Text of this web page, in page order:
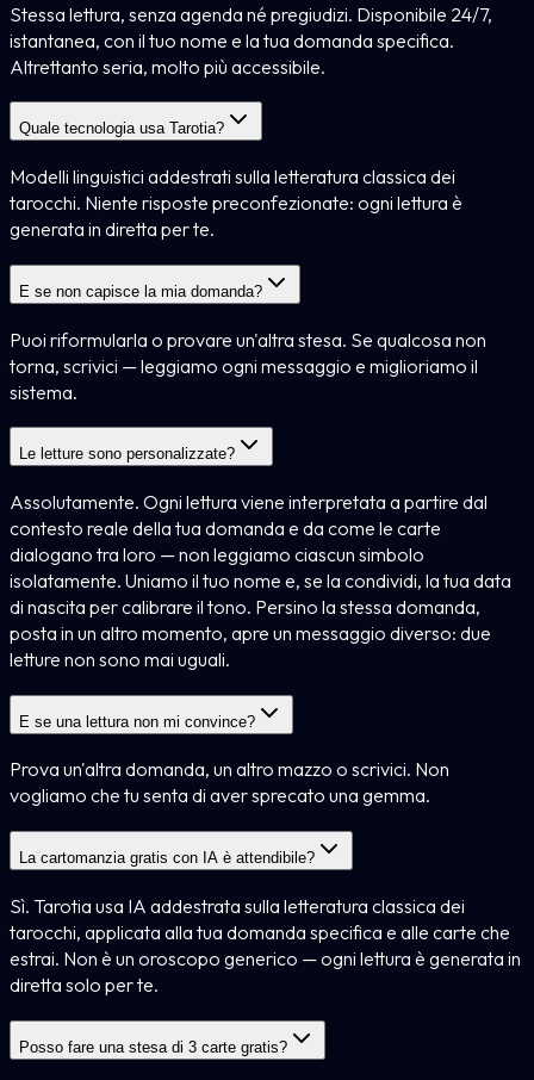
Stessa lettura, senza agenda né pregiudizi. Disponibile 24/7,
istantanea, con il tuo nome e la tua domanda specifica.
Altrettanto seria, molto più accessibile.
Quale tecnologia usa Tarotia?
Modelli linguistici addestrati sulla letteratura classica dei
tarocchi. Niente risposte preconfezionate: ogni lettura è
generata in diretta per te.
E se non capisce la mia domanda?
Puoi riformularla o provare un'altra stesa. Se qualcosa non
torna, scrivici — leggiamo ogni messaggio e miglioriamo il
sistema.
Le letture sono personalizzate?
Assolutamente. Ogni lettura viene interpretata a partire dal
contesto reale della tua domanda e da come le carte
dialogano tra loro — non leggiamo ciascun simbolo
isolatamente. Uniamo il tuo nome e, se la condividi, la tua data
di nascita per calibrare il tono. Persino la stessa domanda,
posta in un altro momento, apre un messaggio diverso: due
letture non sono mai uguali.
E se una lettura non mi convince?
Prova un'altra domanda, un altro mazzo o scrivici. Non
vogliamo che tu senta di aver sprecato una gemma.
La cartomanzia gratis con IA è attendibile?
Sì. Tarotia usa IA addestrata sulla letteratura classica dei
tarocchi, applicata alla tua domanda specifica e alle carte che
estrai. Non è un oroscopo generico — ogni lettura è generata in
diretta solo per te.
Posso fare una stesa di 3 carte gratis?